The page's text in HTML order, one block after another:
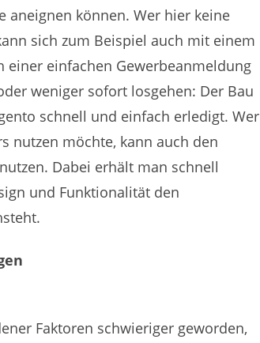
aneignen können. Wer hier keine
sich zum Beispiel auch mit einem
einer einfachen Gewerbeanmeldung
weniger sofort losgehen: Der Bau
schnell und einfach erledigt. Wer
nutzen möchte, kann auch den
nutzen. Dabei erhält man schnell
und Funktionalität den
Faktoren schwieriger geworden,